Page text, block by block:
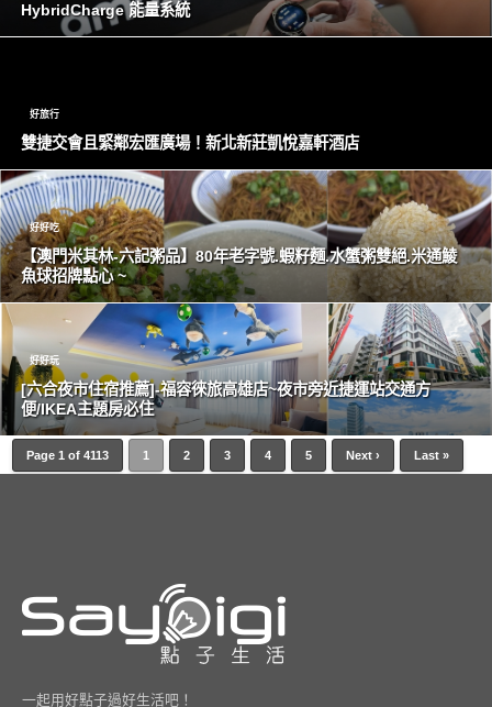
HybridCharge 能量系統
好旅行
雙捷交會且緊鄰宏匯廣場！新北新莊凱悅嘉軒酒店
好好吃
【澳門米其林-六記粥品】80年老字號.蝦籽麵.水蟹粥雙絕.米通鯪
魚球招牌點心 ~
好好玩
[六合夜市住宿推薦]-福容徠旅高雄店~夜市旁近捷運站交通方
便/IKEA主題房必住
Page 1 of 4113 1 2 3 4 5 Next › Last »
一起用好點子過好生活吧！